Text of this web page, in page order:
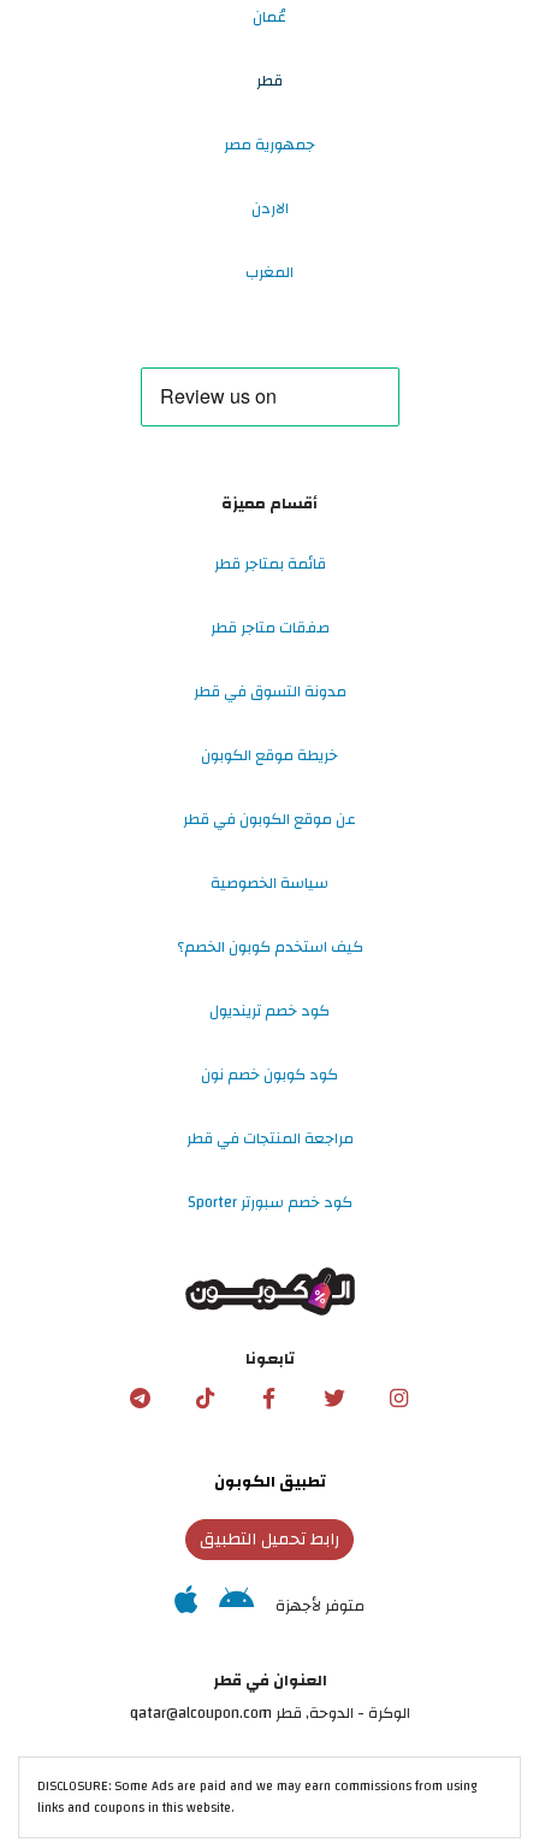
عُمان
قطر
جمهورية مصر
الاردن
المغرب
أقسام مميزة
قائمة بمتاجر قطر
صفقات متاجر قطر
مدونة التسوق في قطر
خريطة موقع الكوبون
عن موقع الكوبون في قطر
سياسة الخصوصية
كيف استخدم كوبون الخصم؟
كود خصم ترينديول
كود كوبون خصم نون
مراجعة المنتجات في قطر
كود خصم سبورتر Sporter
تابعونا
تطبيق الكوبون
رابط تحميل التطبيق
متوفر لأجهزة
العنوان في قطر
الوكرة - الدوحة, قطر qatar@alcoupon.com
DISCLOSURE: Some Ads are paid and we may earn commissions from using
links and coupons in this website.